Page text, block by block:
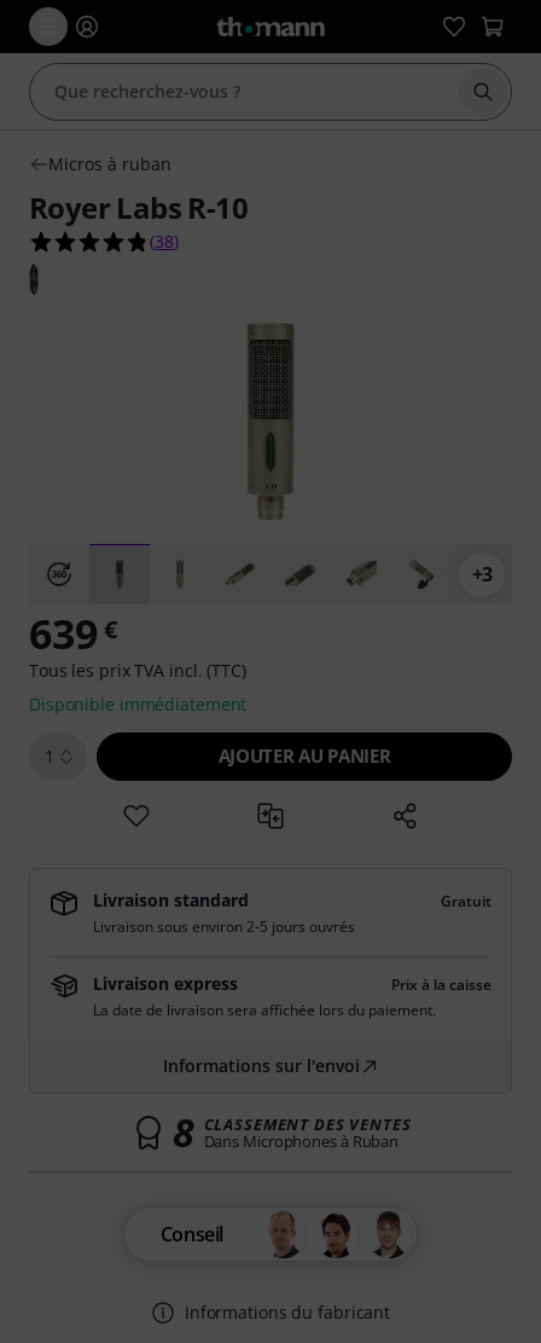
Micros à ruban
Royer Labs R-10
4.8 étoiles sur 5 d'après 38 évaluations clients
(38)
+3
639 €
Tous les prix TVA incl. (TTC)
Disponible immédiatement
1 AJOUTER AU PANIER
Livraison standard
Gratuit
Livraison sous environ 2-5 jours ouvrés
Livraison express
Prix à la caisse
La date de livraison sera affichée lors du paiement.
Informations sur l'envoi
8 CLASSEMENT DES VENTES
Dans Microphones à Ruban
Conseil
Informations du fabricant